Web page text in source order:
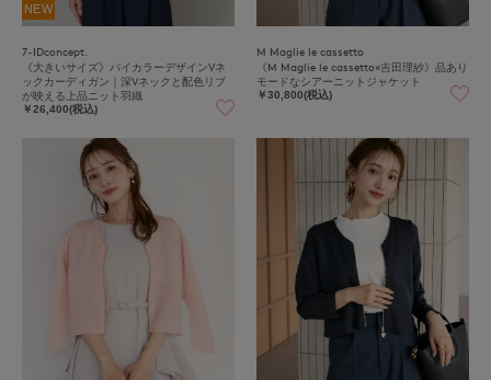
NEW
7-IDconcept.
《大きいサイズ》バイカラーデザインVネ
ックカーディガン｜深Vネックと配色リブ
が映える上品ニット羽織
￥26,400(税込)
M Maglie le cassetto
《M Maglie le cassetto×吉田理紗》品あり
モードなシアーニットジャケット
￥30,800(税込)